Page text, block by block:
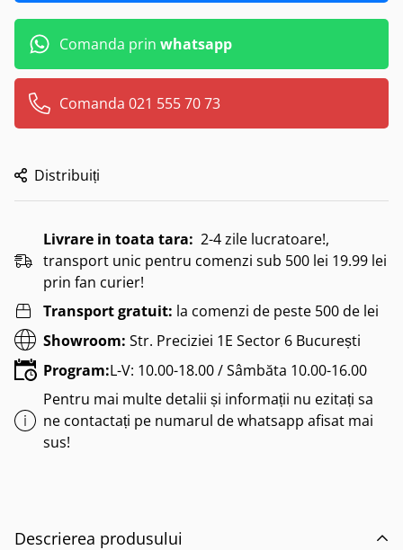
Comanda prin whatsapp
Comanda 021 555 70 73
Distribuiți
Livrare in toata tara: 2-4 zile lucratoare!,
transport unic pentru comenzi sub 500 lei 19.99 lei
prin fan curier!
Transport gratuit: la comenzi de peste 500 de lei
Showroom: Str. Preciziei 1E Sector 6 București
Program:L-V: 10.00-18.00 / Sâmbăta 10.00-16.00
Pentru mai multe detalii și informații nu ezitați sa
ne contactați pe numarul de whatsapp afisat mai
sus!
Descrierea produsului